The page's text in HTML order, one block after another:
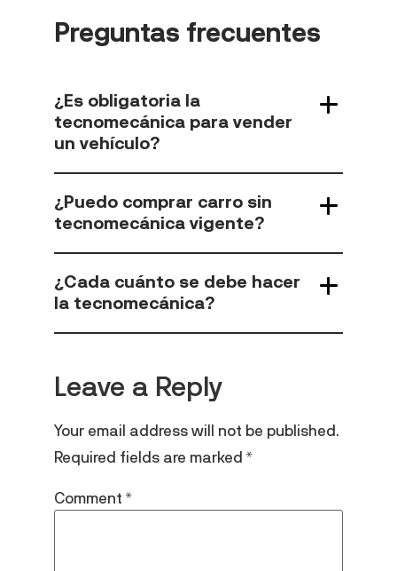
Preguntas frecuentes
¿Es obligatoria la
tecnomecánica para vender
un vehículo?
¿Puedo comprar carro sin
tecnomecánica vigente?
¿Cada cuánto se debe hacer
la tecnomecánica?
Leave a Reply
Your email address will not be published.
Required fields are marked*
Comment*